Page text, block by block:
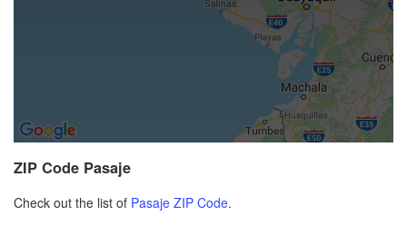
ZIP Code Pasaje
Check out the list of Pasaje ZIP Code.